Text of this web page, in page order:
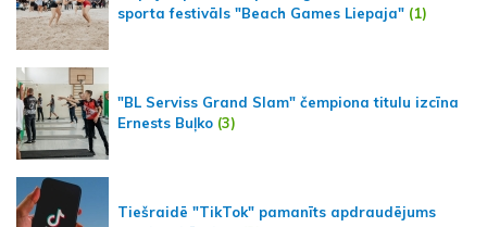
sporta festivāls "Beach Games Liepaja" (1)
"BL Serviss Grand Slam" čempiona titulu izcīna
Ernests Buļko (3)
Tiešraidē "TikTok" pamanīts apdraudējums